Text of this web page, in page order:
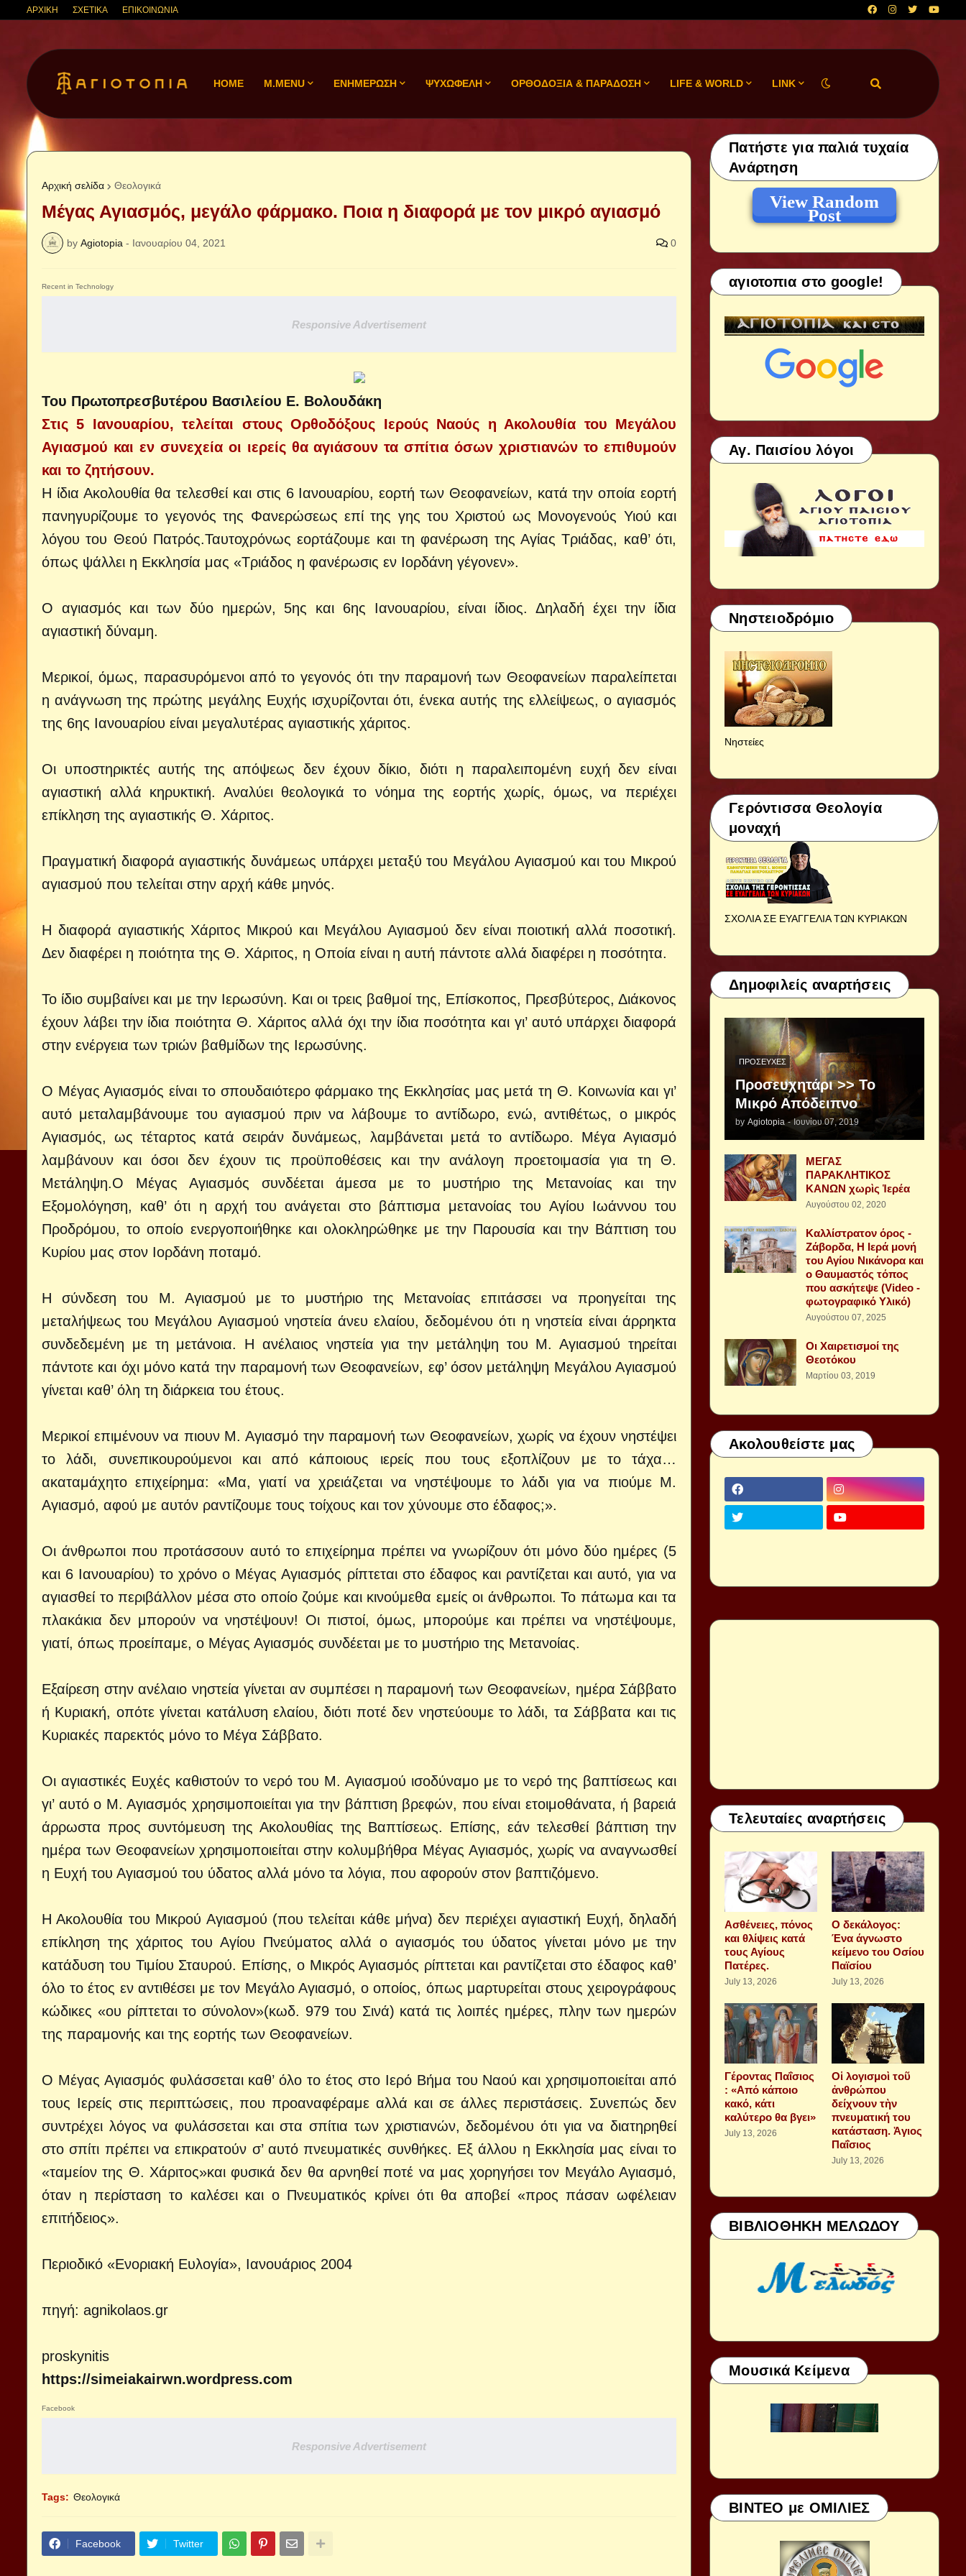
ΑΡΧΙΚΗ ΣΧΕΤΙΚΑ ΕΠΙΚΟΙΝΩΝΙΑ
HOME M.MENU ΕΝΗΜΕΡΩΣΗ ΨΥΧΩΦΕΛΗ ΟΡΘΟΔΟΞΙΑ & ΠΑΡΑΔΟΣΗ LIFE & WORLD LINK
Αρχική σελίδα Θεολογικά
Μέγας Αγιασμός, μεγάλο φάρμακο. Ποια η διαφορά με τον μικρό αγιασμό
by Agiotopia - Ιανουαρίου 04, 2021 0
Recent in Technology
Responsive Advertisement
Του Πρωτοπρεσβυτέρου Βασιλείου Ε. Βολουδάκη
Στις 5 Ιανουαρίου, τελείται στους Ορθοδόξους Ιερούς Ναούς η Ακολουθία του Μεγάλου
Αγιασμού και εν συνεχεία οι ιερείς θα αγιάσουν τα σπίτια όσων χριστιανών το επιθυμούν
και το ζητήσουν.
Η ίδια Ακολουθία θα τελεσθεί και στις 6 Ιανουαρίου, εορτή των Θεοφανείων, κατά την οποία εορτή
πανηγυρίζουμε το γεγονός της Φανερώσεως επί της γης του Χριστού ως Μονογενούς Υιού και
λόγου του Θεού Πατρός.Ταυτοχρόνως εορτάζουμε και τη φανέρωση της Αγίας Τριάδας, καθ’ ότι,
όπως ψάλλει η Εκκλησία μας «Τριάδος η φανέρωσις εν Ιορδάνη γέγονεν».
Ο αγιασμός και των δύο ημερών, 5ης και 6ης Ιανουαρίου, είναι ίδιος. Δηλαδή έχει την ίδια
αγιαστική δύναμη.
Μερικοί, όμως, παρασυρόμενοι από το γεγονός ότι την παραμονή των Θεοφανείων παραλείπεται
η ανάγνωση της πρώτης μεγάλης Ευχής ισχυρίζονται ότι, ένεκα αυτής της ελλείψεως, ο αγιασμός
της 6ης Ιανουαρίου είναι μεγαλυτέρας αγιαστικής χάριτος.
Οι υποστηρικτές αυτής της απόψεως δεν έχουν δίκιο, διότι η παραλειπομένη ευχή δεν είναι
αγιαστική αλλά κηρυκτική. Αναλύει θεολογικά το νόημα της εορτής χωρίς, όμως, να περιέχει
επίκληση της αγιαστικής Θ. Χάριτος.
Πραγματική διαφορά αγιαστικής δυνάμεως υπάρχει μεταξύ του Μεγάλου Αγιασμού και του Μικρού
αγιασμού που τελείται στην αρχή κάθε μηνός.
Η διαφορά αγιαστικής Χάριτος Μικρού και Μεγάλου Αγιασμού δεν είναι ποιοτική αλλά ποσοτική.
Δεν διαφέρει η ποιότητα της Θ. Χάριτος, η Οποία είναι η αυτή πάντοτε αλλά διαφέρει η ποσότητα.
Το ίδιο συμβαίνει και με την Ιερωσύνη. Και οι τρεις βαθμοί της, Επίσκοπος, Πρεσβύτερος, Διάκονος
έχουν λάβει την ίδια ποιότητα Θ. Χάριτος αλλά όχι την ίδια ποσότητα και γι’ αυτό υπάρχει διαφορά
στην ενέργεια των τριών βαθμίδων της Ιερωσύνης.
Ο Μέγας Αγιασμός είναι το σπουδαιότερο φάρμακο της Εκκλησίας μας μετά τη Θ. Κοινωνία και γι’
αυτό μεταλαμβάνουμε του αγιασμού πριν να λάβουμε το αντίδωρο, ενώ, αντιθέτως, ο μικρός
Αγιασμός, ως τέταρτος κατά σειράν δυνάμεως, λαμβάνεται μετά το αντίδωρο. Μέγα Αγιασμό
λαμβάνουν και όσοι δεν έχουν τις προϋποθέσεις και την ανάλογη προετοιμασία για τη Θ.
Μετάληψη.Ο Μέγας Αγιασμός συνδέεται άμεσα με το μυστήριο της Μετανοίας και την
Εξομολόγηση, καθ’ ότι η αρχή του ανάγεται στο βάπτισμα μετανοίας του Αγίου Ιωάννου του
Προδρόμου, το οποίο ενεργοποιήθηκε και ολοκληρώθηκε με την Παρουσία και την Βάπτιση του
Κυρίου μας στον Ιορδάνη ποταμό.
Η σύνδεση του Μ. Αγιασμού με το μυστήριο της Μετανοίας επιτάσσει να προηγείται της
μεταλήψεως του Μεγάλου Αγιασμού νηστεία άνευ ελαίου, δεδομένου ότι η νηστεία είναι άρρηκτα
συνδεδεμένη με τη μετάνοια. Η ανέλαιος νηστεία για την μετάληψη του Μ. Αγιασμού τηρείται
πάντοτε και όχι μόνο κατά την παραμονή των Θεοφανείων, εφ’ όσον μετάληψη Μεγάλου Αγιασμού
γίνεται καθ’ όλη τη διάρκεια του έτους.
Μερικοί επιμένουν να πιουν Μ. Αγιασμό την παραμονή των Θεοφανείων, χωρίς να έχουν νηστέψει
το λάδι, συνεπικουρούμενοι και από κάποιους ιερείς που τους εξοπλίζουν με το τάχα…
ακαταμάχητο επιχείρημα: «Μα, γιατί να χρειάζεται να νηστέψουμε το λάδι για να πιούμε Μ.
Αγιασμό, αφού με αυτόν ραντίζουμε τους τοίχους και τον χύνουμε στο έδαφος;».
Οι άνθρωποι που προτάσσουν αυτό το επιχείρημα πρέπει να γνωρίζουν ότι μόνο δύο ημέρες (5
και 6 Ιανουαρίου) το χρόνο ο Μέγας Αγιασμός ρίπτεται στο έδαφος και ραντίζεται και αυτό, για να
αγιασθεί το περιβάλλον μέσα στο οποίο ζούμε και κινούμεθα εμείς οι άνθρωποι. Το πάτωμα και τα
πλακάκια δεν μπορούν να νηστέψουν! Οι πιστοί, όμως, μπορούμε και πρέπει να νηστέψουμε,
γιατί, όπως προείπαμε, ο Μέγας Αγιασμός συνδέεται με το μυστήριο της Μετανοίας.
Εξαίρεση στην ανέλαιο νηστεία γίνεται αν συμπέσει η παραμονή των Θεοφανείων, ημέρα Σάββατο
ή Κυριακή, οπότε γίνεται κατάλυση ελαίου, διότι ποτέ δεν νηστεύουμε το λάδι, τα Σάββατα και τις
Κυριακές παρεκτός μόνο το Μέγα Σάββατο.
Οι αγιαστικές Ευχές καθιστούν το νερό του Μ. Αγιασμού ισοδύναμο με το νερό της βαπτίσεως και
γι’ αυτό ο Μ. Αγιασμός χρησιμοποιείται για την βάπτιση βρεφών, που είναι ετοιμοθάνατα, ή βαρειά
άρρωστα προς συντόμευση της Ακολουθίας της Βαπτίσεως. Επίσης, εάν τελεσθεί βάπτιση την
ημέρα των Θεοφανείων χρησιμοποιείται στην κολυμβήθρα Μέγας Αγιασμός, χωρίς να αναγνωσθεί
η Ευχή του Αγιασμού του ύδατος αλλά μόνο τα λόγια, που αφορούν στον βαπτιζόμενο.
Η Ακολουθία του Μικρού Αγιασμού (που τελείται κάθε μήνα) δεν περιέχει αγιαστική Ευχή, δηλαδή
επίκληση της χάριτος του Αγίου Πνεύματος αλλά ο αγιασμός του ύδατος γίνεται μόνο με την
κατάδυση του Τιμίου Σταυρού. Επίσης, ο Μικρός Αγιασμός ρίπτεται και ραντίζεται στο έδαφος καθ’
όλο το έτος εν αντιθέσει με τον Μεγάλο Αγιασμό, ο οποίος, όπως μαρτυρείται στους χειρογράφους
κώδικες «ου ρίπτεται το σύνολον»(κωδ. 979 του Σινά) κατά τις λοιπές ημέρες, πλην των ημερών
της παραμονής και της εορτής των Θεοφανείων.
Ο Μέγας Αγιασμός φυλάσσεται καθ’ όλο το έτος στο Ιερό Βήμα του Ναού και χρησιμοποιείται από
τους Ιερείς στις περιπτώσεις, που προαναφέραμε αλλά και σε άλλες περιστάσεις. Συνεπώς δεν
συντρέχει λόγος να φυλάσσεται και στα σπίτια των χριστιανών, δεδομένου ότι για να διατηρηθεί
στο σπίτι πρέπει να επικρατούν σ’ αυτό πνευματικές συνθήκες. Εξ άλλου η Εκκλησία μας είναι το
«ταμείον της Θ. Χάριτος»και φυσικά δεν θα αρνηθεί ποτέ να μας χορηγήσει τον Μεγάλο Αγιασμό,
όταν η περίσταση το καλέσει και ο Πνευματικός κρίνει ότι θα αποβεί «προς πάσαν ωφέλειαν
επιτήδειος».
Περιοδικό «Ενοριακή Ευλογία», Ιανουάριος 2004
πηγή: agnikolaos.gr
proskynitis
https://simeiakairwn.wordpress.com
Facebook
Responsive Advertisement
Tags: Θεολογικά
Facebook Twitter
Πατήστε για παλιά τυχαία
Ανάρτηση
View Random
Post
αγιοτοπια στο google!
Αγ. Παισίου λόγοι
Νηστειοδρόμιο
Νηστείες
Γερόντισσα Θεολογία
μοναχή
ΣΧΟΛΙΑ ΣΕ ΕΥΑΓΓΕΛΙΑ ΤΩΝ ΚΥΡΙΑΚΩΝ
Δημοφιλείς αναρτήσεις
ΠΡΟΣΕΥΧΈΣ
Προσευχητάρι >> Το
Μικρό Απόδειπνο
by Agiotopia - Ιουνίου 07, 2019
ΜΕΓΑΣ
ΠΑΡΑΚΛΗΤΙΚΟΣ
ΚΑΝΩΝ χωρὶς Ἱερέα
Αυγούστου 02, 2020
Καλλίστρατον όρος -
Ζάβορδα, Η Ιερά μονή
του Αγίου Νικάνορα και
ο Θαυμαστός τόπος
που ασκήτεψε (Video -
φωτογραφικό Υλικό)
Αυγούστου 07, 2025
Οι Χαιρετισμοί της
Θεοτόκου
Μαρτίου 03, 2019
Ακολουθείστε μας
Τελευταίες αναρτήσεις
Aσθένειες, πόνος
και θλίψεις κατά
τους Αγίους
Πατέρες.
July 13, 2026
Ο δεκάλογος:
Ένα άγνωστο
κείμενο του Οσίου
Παϊσίου
July 13, 2026
Γέροντας Παΐσιος
: «Από κάποιο
κακό, κάτι
καλύτερο θα βγει»
July 13, 2026
Οἱ λογισμοὶ τοῦ
ἀνθρώπου
δείχνουν τὴν
πνευματική του
κατάσταση. Ἁγιος
Παΐσιος
July 13, 2026
ΒΙΒΛΙΟΘΗΚΗ ΜΕΛΩΔΟΥ
Μουσικά Κείμενα
ΒΙΝΤΕΟ με ΟΜΙΛΙΕΣ